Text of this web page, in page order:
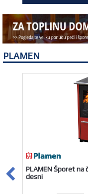
PLAMEN
PLAMEN Šporet na
desni